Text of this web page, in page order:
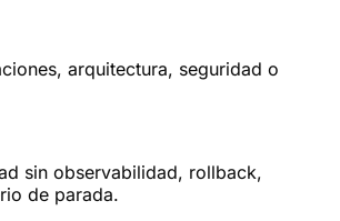
arquitectura, seguridad o
sin observabilidad, rollback,
de parada.